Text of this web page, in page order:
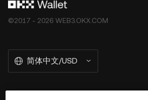
©2017 - 2026 WEB3.OKX.COM
简体中文/USD